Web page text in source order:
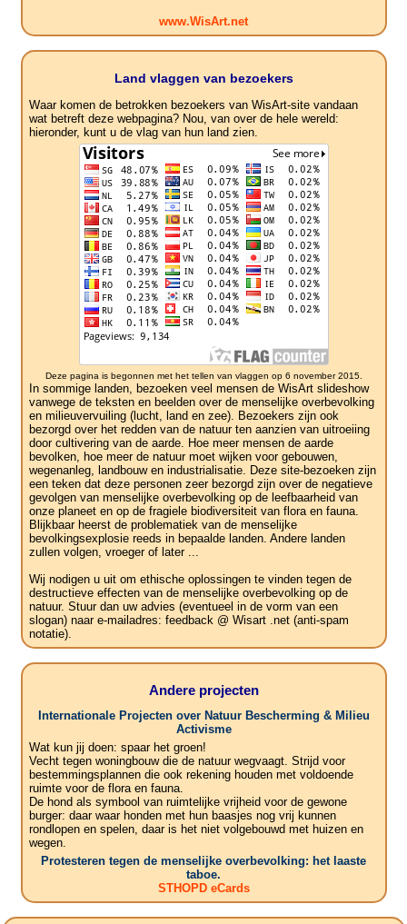
www.WisArt.net
Land vlaggen van bezoekers
Waar komen de betrokken bezoekers van WisArt-site vandaan
wat betreft deze webpagina? Nou, van over de hele wereld:
hieronder, kunt u de vlag van hun land zien.
Deze pagina is begonnen met het tellen van vlaggen op 6 november 2015.
In sommige landen, bezoeken veel mensen de WisArt slideshow
vanwege de teksten en beelden over de menselijke overbevolking
en milieuvervuiling (lucht, land en zee). Bezoekers zijn ook
bezorgd over het redden van de natuur ten aanzien van uitroeiing
door cultivering van de aarde. Hoe meer mensen de aarde
bevolken, hoe meer de natuur moet wijken voor gebouwen,
wegenanleg, landbouw en industrialisatie. Deze site-bezoeken zijn
een teken dat deze personen zeer bezorgd zijn over de negatieve
gevolgen van menselijke overbevolking op de leefbaarheid van
onze planeet en op de fragiele biodiversiteit van flora en fauna.
Blijkbaar heerst de problematiek van de menselijke
bevolkingsexplosie reeds in bepaalde landen. Andere landen
zullen volgen, vroeger of later ...
Wij nodigen u uit om ethische oplossingen te vinden tegen de
destructieve effecten van de menselijke overbevolking op de
natuur. Stuur dan uw advies (eventueel in de vorm van een
slogan) naar e-mailadres: feedback @ Wisart .net (anti-spam
notatie).
Andere projecten
Internationale Projecten over Natuur Bescherming & Milieu
Activisme
Wat kun jij doen: spaar het groen!
Vecht tegen woningbouw die de natuur wegvaagt. Strijd voor
bestemmingsplannen die ook rekening houden met voldoende
ruimte voor de flora en fauna.
De hond als symbool van ruimtelijke vrijheid voor de gewone
burger: daar waar honden met hun baasjes nog vrij kunnen
rondlopen en spelen, daar is het niet volgebouwd met huizen en
wegen.
Protesteren tegen de menselijke overbevolking: het laaste
taboe.
STHOPD eCards